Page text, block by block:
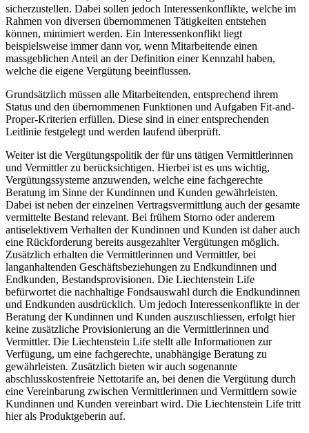
sicherzustellen. Dabei sollen jedoch Interessenkonflikte, welche im
Rahmen von diversen übernommenen Tätigkeiten entstehen
können, minimiert werden. Ein Interessenkonflikt liegt
beispielsweise immer dann vor, wenn Mitarbeitende einen
massgeblichen Anteil an der Definition einer Kennzahl haben,
welche die eigene Vergütung beeinflussen.
Grundsätzlich müssen alle Mitarbeitenden, entsprechend ihrem
Status und den übernommenen Funktionen und Aufgaben Fit-and-
Proper-Kriterien erfüllen. Diese sind in einer entsprechenden
Leitlinie festgelegt und werden laufend überprüft.
Weiter ist die Vergütungspolitik der für uns tätigen Vermittlerinnen
und Vermittler zu berücksichtigen. Hierbei ist es uns wichtig,
Vergütungssysteme anzuwenden, welche eine fachgerechte
Beratung im Sinne der Kundinnen und Kunden gewährleisten.
Dabei ist neben der einzelnen Vertragsvermittlung auch der gesamte
vermittelte Bestand relevant. Bei frühem Storno oder anderem
antiselektivem Verhalten der Kundinnen und Kunden ist daher auch
eine Rückforderung bereits ausgezahlter Vergütungen möglich.
Zusätzlich erhalten die Vermittlerinnen und Vermittler, bei
langanhaltenden Geschäftsbeziehungen zu Endkundinnen und
Endkunden, Bestandsprovisionen. Die Liechtenstein Life
befürwortet die nachhaltige Fondsauswahl durch die Endkundinnen
und Endkunden ausdrücklich. Um jedoch Interessenkonflikte in der
Beratung der Kundinnen und Kunden auszuschliessen, erfolgt hier
keine zusätzliche Provisionierung an die Vermittlerinnen und
Vermittler. Die Liechtenstein Life stellt alle Informationen zur
Verfügung, um eine fachgerechte, unabhängige Beratung zu
gewährleisten. Zusätzlich bieten wir auch sogenannte
abschlusskostenfreie Nettotarife an, bei denen die Vergütung durch
eine Vereinbarung zwischen Vermittlerinnen und Vermittlern sowie
Kundinnen und Kunden vereinbart wird. Die Liechtenstein Life tritt
hier als Produktgeberin auf.